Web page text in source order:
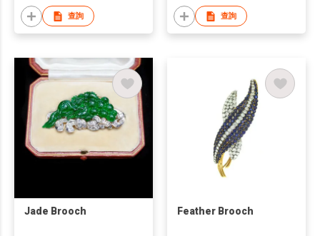
查詢 查詢
Jade Brooch Feather Brooch